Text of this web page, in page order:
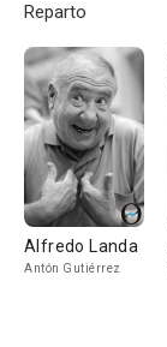
Reparto
Alfredo Landa
Antón Gutiérrez